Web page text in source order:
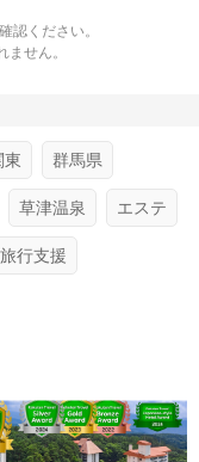
認ください。
せん。
東 群馬県
草津温泉 エステ
行支援